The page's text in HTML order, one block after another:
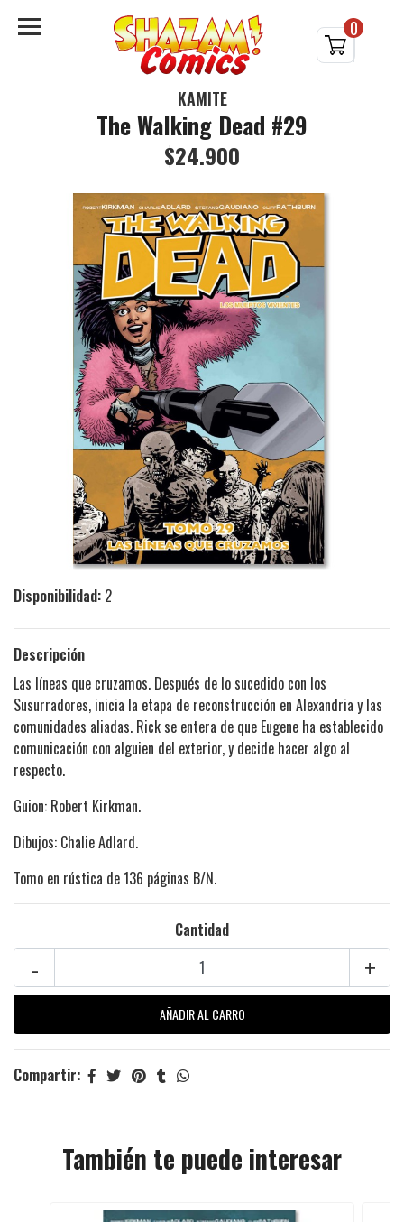
0
KAMITE
The Walking Dead #29
$24.900
Disponibilidad: 2
Descripción
Las líneas que cruzamos. Después de lo sucedido con los
Susurradores, inicia la etapa de reconstrucción en Alexandria y las
comunidades aliadas. Rick se entera de que Eugene ha establecido
comunicación con alguien del exterior, y decide hacer algo al
respecto.
Guion: Robert Kirkman.
Dibujos: Chalie Adlard.
Tomo en rústica de 136 páginas B/N.
Cantidad
+
-
Compartir:
También te puede interesar